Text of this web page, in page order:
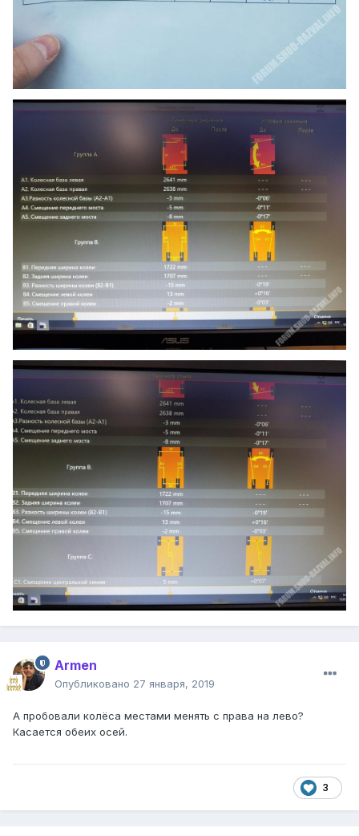
Armen
Опубликовано 27 января, 2019
А пробовали колёса местами менять с права на лево?
Касается обеих осей.
3